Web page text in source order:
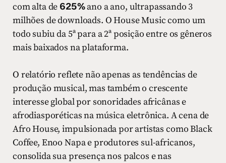
com alta de 625%ano a ano, ultrapassando 3
milhões de downloads. O House Music como um
todo subiu da 5ª para a 2ª posição entre os gêneros
mais baixados na plataforma.
O relatório reflete não apenas as tendências de
produção musical, mas também o crescente
interesse global por sonoridades africânas e
afrodiasporéticas na música eletrônica. A cena de
Afro House, impulsionada por artistas como Black
Coffee, Enoo Napa e produtores sul-africanos,
consolida sua presença nos palcos e nas